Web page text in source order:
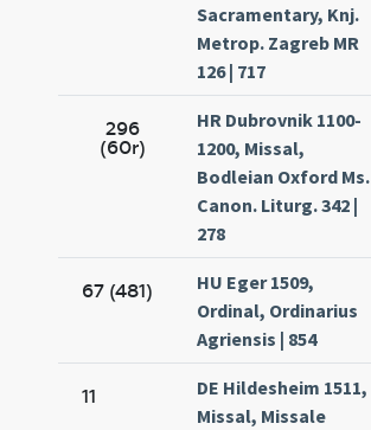
Sacramentary, Knj.
Metrop. Zagreb MR
126 | 717
296
(60r)
HR Dubrovnik 1100-
1200, Missal,
Bodleian Oxford Ms.
Canon. Liturg. 342 |
278
67 (481)
HU Eger 1509,
Ordinal, Ordinarius
Agriensis | 854
11
DE Hildesheim 1511,
Missal, Missale